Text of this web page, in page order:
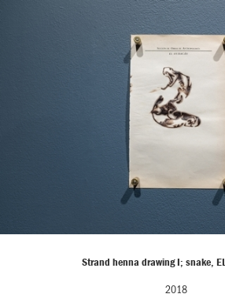
Strand henna drawing I; snake,
2018